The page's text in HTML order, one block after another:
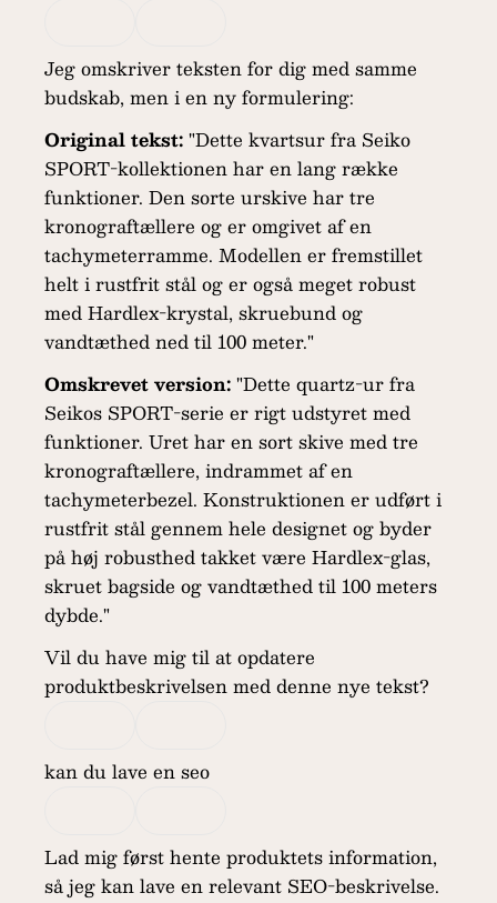
Jeg omskriver teksten for dig med samme
budskab, men i en ny formulering:
Original tekst:"Dette kvartsur fra Seiko
SPORT-kollektionen har en lang række
funktioner. Den sorte urskive har tre
kronograftællere og er omgivet af en
tachymeterramme. Modellen er fremstillet
helt i rustfrit stål og er også meget robust
med Hardlex-krystal, skruebund og
vandtæthed ned til 100 meter."
Omskrevet version:"Dette quartz-ur fra
Seikos SPORT-serie er rigt udstyret med
funktioner. Uret har en sort skive med tre
kronograftællere, indrammet af en
tachymeterbezel. Konstruktionen er udført i
rustfrit stål gennem hele designet og byder
på høj robusthed takket være Hardlex-glas,
skruet bagside og vandtæthed til 100 meters
dybde."
Vil du have mig til at opdatere
produktbeskrivelsen med denne nye tekst?
kan du lave en seo
Lad mig først hente produktets information,
så jeg kan lave en relevant SEO-beskrivelse.